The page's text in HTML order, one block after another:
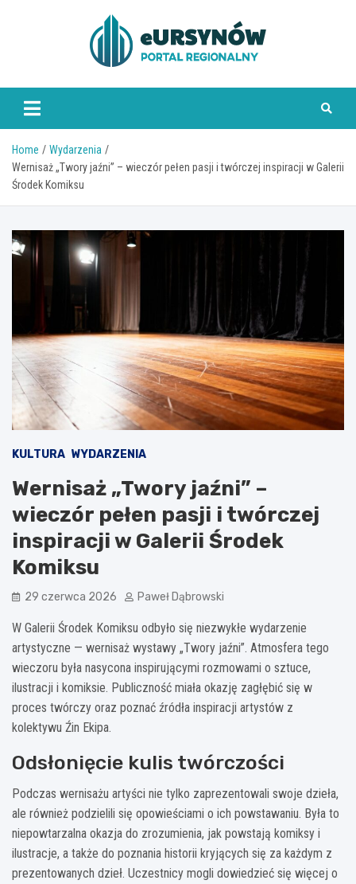
Home
Wydarzenia
Wernisaż „Twory jaźni” – wieczór pełen pasji i twórczej inspiracji w Galerii
Środek Komiksu
KULTURA WYDARZENIA
Wernisaż „Twory jaźni” –
wieczór pełen pasji i twórczej
inspiracji w Galerii Środek
Komiksu
29 czerwca 2026 Paweł Dąbrowski
W Galerii Środek Komiksu odbyło się niezwykłe wydarzenie
artystyczne — wernisaż wystawy „Twory jaźni”. Atmosfera tego
wieczoru była nasycona inspirującymi rozmowami o sztuce,
ilustracji i komiksie. Publiczność miała okazję zagłębić się w
proces twórczy oraz poznać źródła inspiracji artystów z
kolektywu Źin Ekipa.
Odsłonięcie kulis twórczości
Podczas wernisażu artyści nie tylko zaprezentowali swoje dzieła,
ale również podzielili się opowieściami o ich powstawaniu. Była to
niepowtarzalna okazja do zrozumienia, jak powstają komiksy i
ilustracje, a także do poznania historii kryjących się za każdym z
prezentowanych dzieł. Uczestnicy mogli dowiedzieć się więcej o